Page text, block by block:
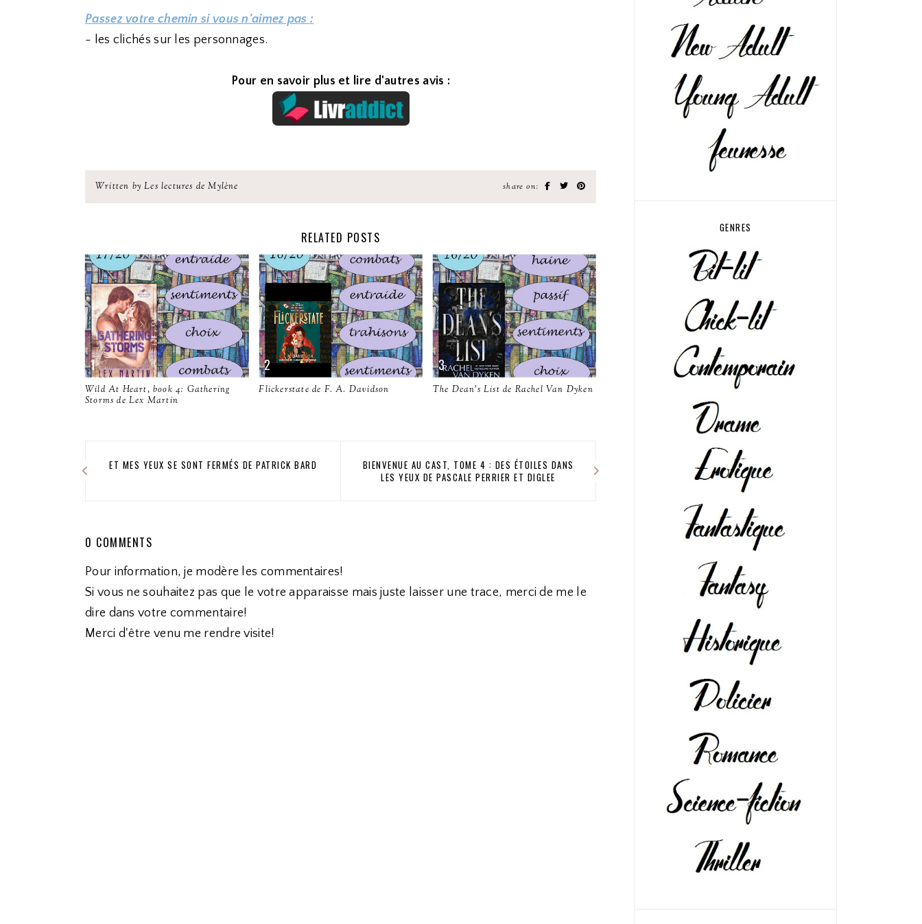
Passez votre chemin si vous n'aimez pas :
- les clichés sur les personnages.
Pour en savoir plus et lire d'autres avis :
Written by Les lectures de Mylène share on:
RELATED POSTS
Wild At Heart, book 4: Gathering
Storms de Lex Martin
Flickerstate de F. A. Davidson The Dean's List de Rachel Van Dyken
ET MES YEUX SE SONT FERMÉS DE PATRICK BARD
BIENVENUE AU CAST, TOME 4 : DES ÉTOILES DANS
LES YEUX DE PASCALE PERRIER ET DIGLEE
0 COMMENTS
Pour information, je modère les commentaires!
Si vous ne souhaitez pas que le votre apparaisse mais juste laisser une trace, merci de me le
dire dans votre commentaire!
Merci d'être venu me rendre visite!
GENRES